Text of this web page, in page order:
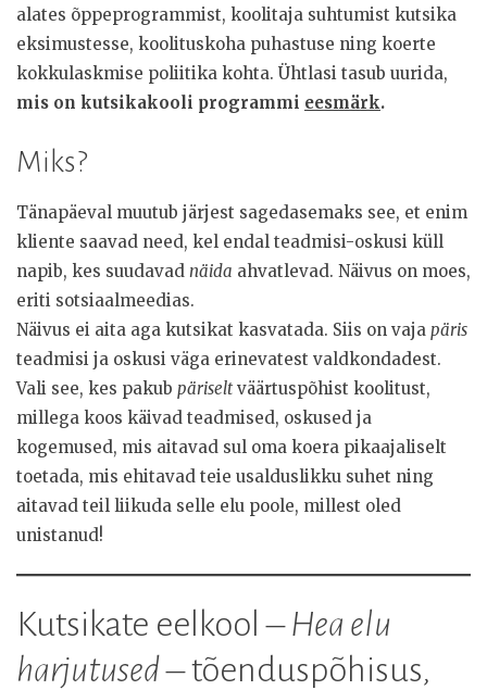
alates õppeprogrammist, koolitaja suhtumist kutsika
eksimustesse, koolituskoha puhastuse ning koerte
kokkulaskmise poliitika kohta. Ühtlasi tasub uurida,
mis on kutsikakooli programmi eesmärk.
Miks?
Tänapäeval muutub järjest sagedasemaks see, et enim
kliente saavad need, kel endal teadmisi-oskusi küll
napib, kes suudavad näida ahvatlevad. Näivus on moes,
eriti sotsiaalmeedias.
Näivus ei aita aga kutsikat kasvatada. Siis on vaja päris
teadmisi ja oskusi väga erinevatest valdkondadest.
Vali see, kes pakub päriselt väärtuspõhist koolitust,
millega koos käivad teadmised, oskused ja
kogemused, mis aitavad sul oma koera pikaajaliselt
toetada, mis ehitavad teie usalduslikku suhet ning
aitavad teil liikuda selle elu poole, millest oled
unistanud!
Kutsikate eelkool –Hea elu
harjutused– tõenduspõhisus,